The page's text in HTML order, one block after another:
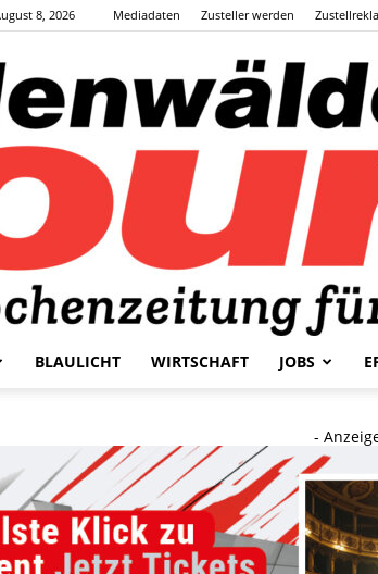
8, 2026 Mediadaten Zusteller werden
BLAULICHT WIRTSCHAFT JOBS
-